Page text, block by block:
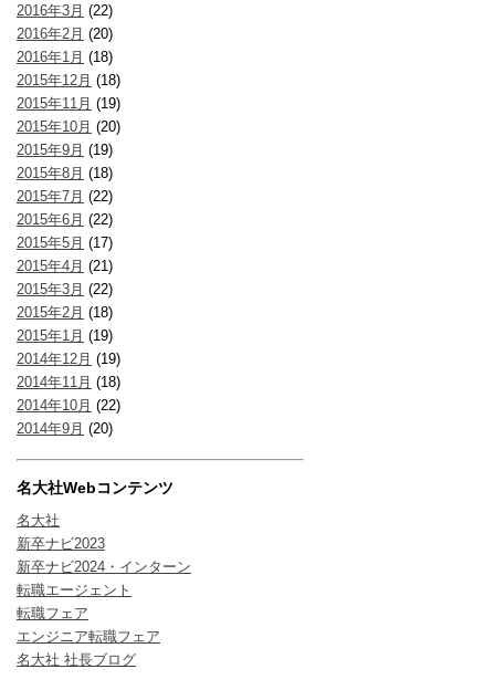
2016年3月 (22)
2016年2月 (20)
2016年1月 (18)
2015年12月 (18)
2015年11月 (19)
2015年10月 (20)
2015年9月 (19)
2015年8月 (18)
2015年7月 (22)
2015年6月 (22)
2015年5月 (17)
2015年4月 (21)
2015年3月 (22)
2015年2月 (18)
2015年1月 (19)
2014年12月 (19)
2014年11月 (18)
2014年10月 (22)
2014年9月 (20)
名大社Webコンテンツ
名大社
新卒ナビ2023
新卒ナビ2024・インターン
転職エージェント
転職フェア
エンジニア転職フェア
名大社 社長ブログ